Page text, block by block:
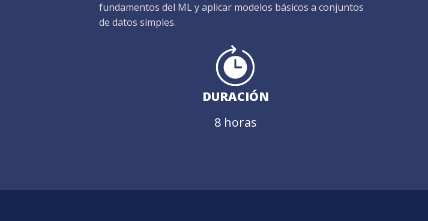
fundamentos del ML y aplicar modelos básicos a conjuntos
de datos simples.
DURACIÓN
8 horas